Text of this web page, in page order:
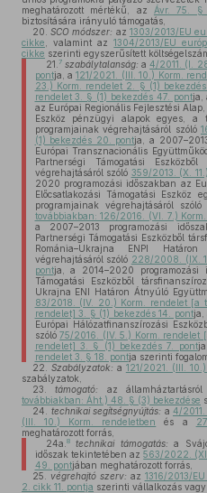
meghatározott mértékű, az Ávr. 75. §
biztosítására irányuló támogatás,
20.
SCO módszer: az 1303/2013/EU
cikke , valamint az1304/2013/EU
cikke szerinti egyszerűsített
21. 7 szabálytalanság: a4/2011. (I.
pontja, a121/2021. (III. 10.) Korm.
23.) Korm. rendelet 2. § (1)
rendelet 3. § (1) bekezdés 47. pontja,
az Európai Regionális Fejlesztési
Eszköz pénzügyi alapok egyes, a
programjainak végrehajtásáról szóló
(1) bekezdés 20. pontja, a
Európai Transznacionális
Partnerségi Támogatási Eszközből
végrehajtásáról szóló 359/2013. (X.
2020 programozási időszakban az
Előcsatlakozási Támogatási Eszköz
programjainak végrehajtásáról szóló
továbbiakban: 126/2016. (VI. 7.)
a 2007–2013 programozási
Partnerségi Támogatási Eszközből
Románia–Ukrajna ENPI
végrehajtásáról szóló 228/2008. (IX.
pontja, a 2014–2020 programozási
Támogatási Eszközből
Ukrajna ENI Határon Átnyúló
83/2018. (IV. 20.) Korm. rendelet [a
rendelet] 3. § (1) bekezdés 14. pontja,
Európai Hálózatfinanszírozási
szóló75/2016. (IV. 5.) Korm. rendelet
rendelet] 3. § (1) bekezdés 7. pont
rendelet 3. § 18. pontja szerinti
22.
Szabályzatok: a 121/2021. (III.
szabályzatok,
23.
támogató: az
továbbiakban: Áht.) 48. § (3) bekezdése
24.
technikai segítségnyújtás: a 4/
(III. 10.) Korm. rendeletben
és a
meghatározott forrás,
24a. 8 technikai támogatás: a
időszak tekintetében az563/2022.
49. pontjában meghatározott forrás,
25.
végrehajtó szerv: az 1316/2013/
2. cikk 11. pontja szerinti vállalkozás vagy